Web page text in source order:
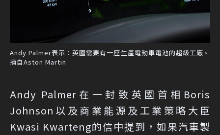
Andy Palmer表示：英國需要有一座生產電動車電池的超級工廠。
摘自Aston Martin
Andy Palmer在一封致英國首相Boris
Johnson以及商業能源及工業策略大臣
Kwasi Kwarteng的信中提到，如果汽車製